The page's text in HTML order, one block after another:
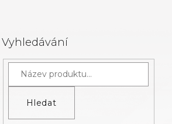
Vyhledávání
Hledat